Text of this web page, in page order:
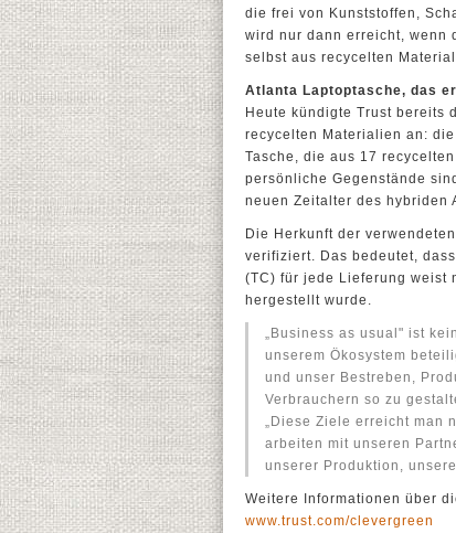
die frei von Kunststoffen,
wird nur dann erreicht, wenn
selbst aus recycelten
Atlanta Laptoptasche, das
Heute kündigte Trust bereits
recycelten Materialien an:
Tasche, die aus 17
persönliche Gegenstände
neuen Zeitalter des hybriden
Die Herkunft der
verifiziert. Das bedeutet,
(TC) für jede Lieferung weist
hergestellt wurde.
„Business as usual" ist
unserem Ökosystem
und unser Bestreben,
Verbrauchern so zu
„Diese Ziele erreicht man
arbeiten mit unseren
unserer Produktion,
Weitere Informationen über
www.trust.com/clevergreen